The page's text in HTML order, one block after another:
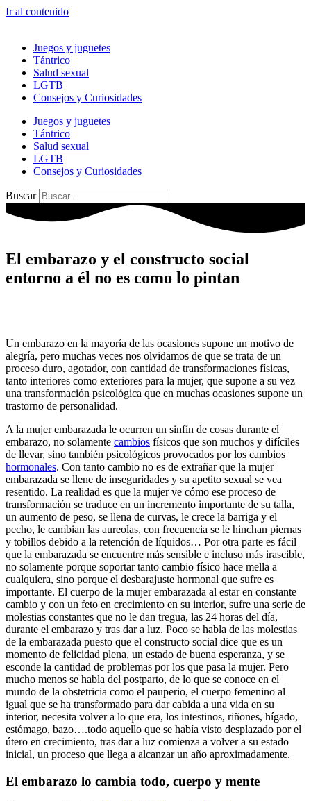
Ir al contenido
Juegos y juguetes
Tántrico
Salud sexual
LGTB
Consejos y Curiosidades
Juegos y juguetes
Tántrico
Salud sexual
LGTB
Consejos y Curiosidades
Buscar
El embarazo y el constructo social
entorno a él no es como lo pintan
Un embarazo en la mayoría de las ocasiones supone un motivo de
alegría, pero muchas veces nos olvidamos de que se trata de un
proceso duro, agotador, con cantidad de transformaciones físicas,
tanto interiores como exteriores para la mujer, que supone a su vez
una transformación psicológica que en muchas ocasiones supone un
trastorno de personalidad.
A la mujer embarazada le ocurren un sinfín de cosas durante el
embarazo, no solamente cambios físicos que son muchos y difíciles
de llevar, sino también psicológicos provocados por los cambios
hormonales. Con tanto cambio no es de extrañar que la mujer
embarazada se llene de inseguridades y su apetito sexual se vea
resentido. La realidad es que la mujer ve cómo ese proceso de
transformación se traduce en un incremento importante de su talla,
un aumento de peso, se llena de curvas, le crece la barriga y el
pecho, le cambian las aureolas, con frecuencia se le hinchan piernas
y tobillos debido a la retención de líquidos… Por otra parte es fácil
que la embarazada se encuentre más sensible e incluso más irascible,
no solamente porque soportar tanto cambio físico hace mella a
cualquiera, sino porque el desbarajuste hormonal que sufre es
importante. El cuerpo de la mujer embarazada al estar en constante
cambio y con un feto en crecimiento en su interior, sufre una serie de
molestias constantes que no le dan tregua, las 24 horas del día,
durante el embarazo y tras dar a luz. Poco se habla de las molestias
de la embarazada puesto que el constructo social dice que es un
momento de felicidad plena, un estado de buena esperanza, y se
esconde la cantidad de problemas por los que pasa la mujer. Pero
mucho menos se habla del postparto, de lo que se conoce en el
mundo de la obstetricia como el pauperio, el cuerpo femenino al
igual que se ha transformado para dar cabida a una vida en su
interior, necesita volver a lo que era, los intestinos, riñones, hígado,
estómago, bazo….todo aquello que se había visto desplazado por el
útero en crecimiento, tras dar a luz comienza a volver a su estado
inicial, un proceso que llega a alcanzar un año aproximadamente.
El embarazo lo cambia todo, cuerpo y mente